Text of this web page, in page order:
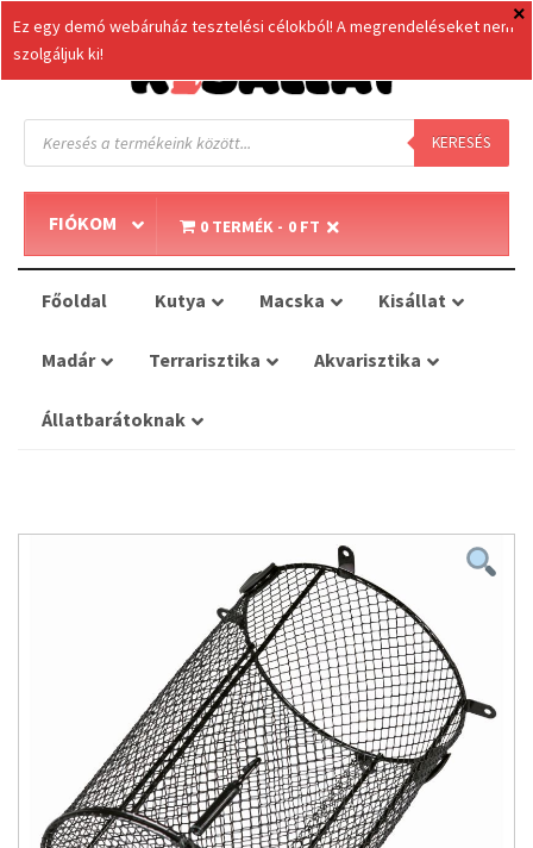
Products
search KERESÉS
FIÓKOM 0 TERMÉK 0 FT
Főoldal Kutya Macska Kisállat
Madár Terrarisztika Akvarisztika
Állatbarátoknak
Ez egy demó webáruház tesztelési célokból! A megrendeléseket nem
szolgáljuk ki!